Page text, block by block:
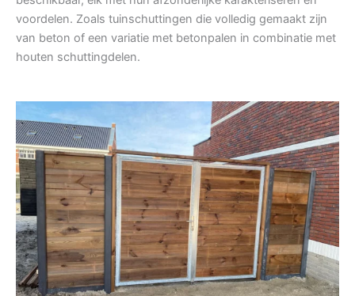
voordelen. Zoals tuinschuttingen die volledig gemaakt zijn
van beton of een variatie met betonpalen in combinatie met
houten schuttingdelen.